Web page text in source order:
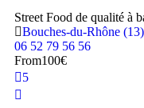
Street Food de qualité à
Bouches-du-Rhône (13)
06 52 79 56 56
From100€
5